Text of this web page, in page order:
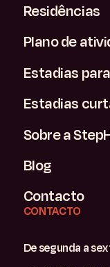
Residências
Plano de
Estadias
Estadias
Sobre a
Blog
Contacto
CONTACTO
De segunda a